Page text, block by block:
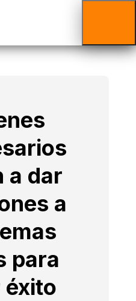
a dar
a
para
éxito